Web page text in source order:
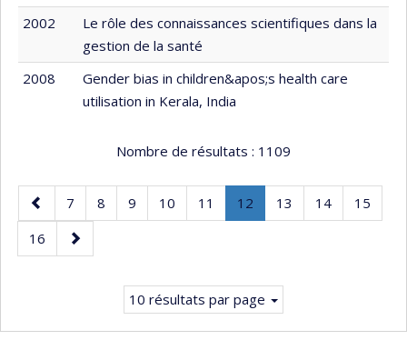
2002
Le rôle des connaissances scientifiques dans la
gestion de la santé
2008
Gender bias in children&apos;s health care
utilisation in Kerala, India
Nombre de résultats : 1109
Page
précédente
Page
7 Page
8 Page
9 Page
10 Page
11 Page
12
Page
Page
13 Page
14 Page
15
Page
16
Page
suivante
10 résultats par page